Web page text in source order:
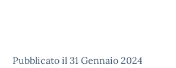
Pubblicato il 31 Gennaio 2024